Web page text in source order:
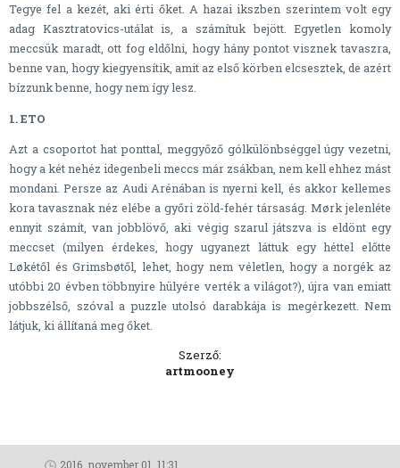
Tegye fel a kezét, aki érti őket. A hazai ikszben szerintem volt egy
adag Kasztratovics-utálat is, a számítuk bejött. Egyetlen komoly
meccsük maradt, ott fog eldőlni, hogy hány pontot visznek tavaszra,
benne van, hogy kiegyensítik, amit az első körben elcsesztek, de azért
bízzunk benne, hogy nem így lesz.
1. ETO
Azt a csoportot hat ponttal, meggyőző gólkülönbséggel úgy vezetni,
hogy a két nehéz idegenbeli meccs már zsákban, nem kell ehhez mást
mondani. Persze az Audi Arénában is nyerni kell, és akkor kellemes
kora tavasznak néz elébe a győri zöld-fehér társaság. Mørk jelenléte
ennyit számít, van jobblövő, aki végig szarul játszva is eldönt egy
meccset (milyen érdekes, hogy ugyanezt láttuk egy héttel előtte
Løkétől és Grimsbøtől, lehet, hogy nem véletlen, hogy a norgék az
utóbbi 20 évben többnyire hülyére verték a világot?), újra van emiatt
jobbszélső, szóval a puzzle utolsó darabkája is megérkezett. Nem
látjuk, ki állítaná meg őket.
Szerző:
artmooney
2016. november 01. 11:31